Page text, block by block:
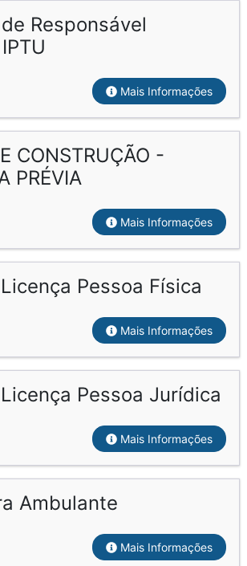
Responsável
Mais Informações
CONSTRUÇÃO -
PRÉVIA
Mais Informações
Pessoa Física
Mais Informações
Pessoa Jurídica
Mais Informações
Ambulante
Mais Informações